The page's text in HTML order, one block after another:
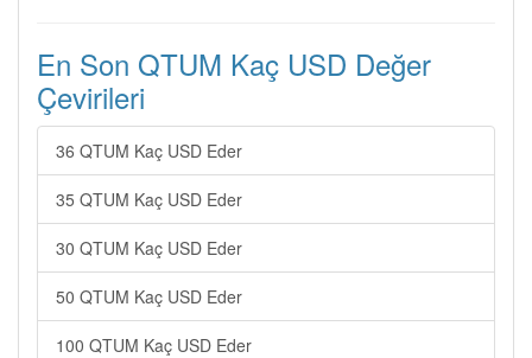
En Son QTUM Kaç USD Değer
Çevirileri
36 QTUM Kaç USD Eder
35 QTUM Kaç USD Eder
30 QTUM Kaç USD Eder
50 QTUM Kaç USD Eder
100 QTUM Kaç USD Eder